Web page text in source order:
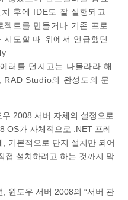
후에 IDE도 잘 실행되고
트를 만들거나 기존 프로
도할 때 위에서 언급했던
를 던지고는 나몰라라 해
RAD Studio의 완성도의 문
2008 서버 자체의 설정으로
OS가 자체적으로 .NET 프레
기본적으로 단지 설치만 되어
접 설치하려고 하는 것까지 막
윈도우 서버 2008의 “서버 관